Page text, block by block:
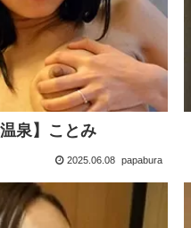
泉】ことみ
2025.06.08 papabura